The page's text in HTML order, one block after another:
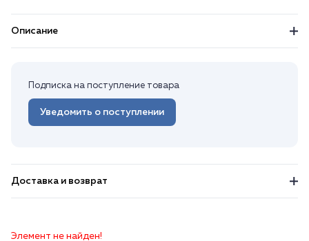
Описание
Подписка на поступление товара
Уведомить о поступлении
Доставка и возврат
Элемент не найден!